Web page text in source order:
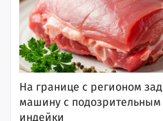
На границе с регионом
машину с
индейки